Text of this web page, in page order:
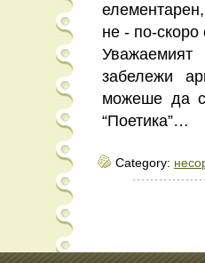
не - по-
забележи
можеше да
“Поетика”…
Category: